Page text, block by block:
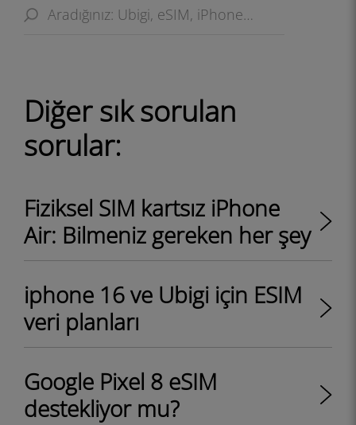
Diğer sık ​​sorulan
sorular:
Fiziksel SIM kartsız iPhone
Air: Bilmeniz gereken her şey
iphone 16 ve Ubigi için ESIM
veri planları
Google Pixel 8 eSIM
destekliyor mu?